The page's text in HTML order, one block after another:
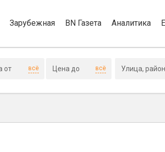
Зарубежная BN Газета Аналитика
всё всё